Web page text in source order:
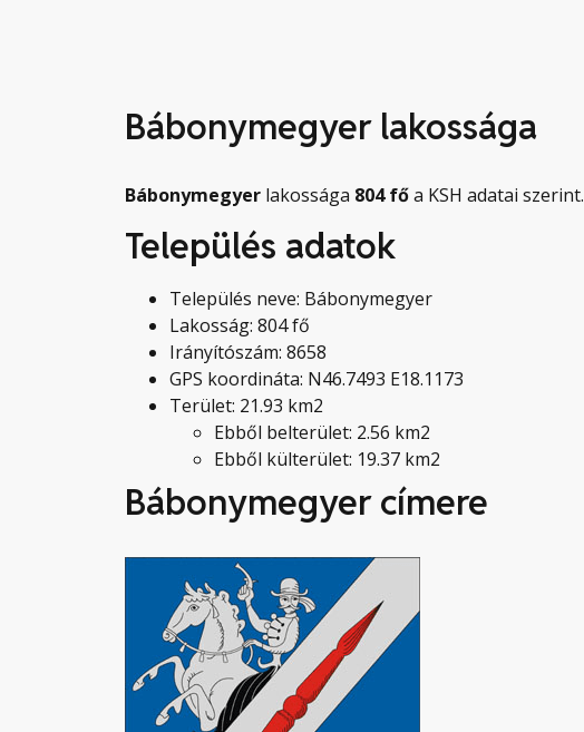
Bábonymegyer lakossága
Bábonymegyer lakossága 804 főa KSH adatai szerint.
Település adatok
Település neve: Bábonymegyer
Lakosság: 804 fő
Irányítószám: 8658
GPS koordináta: N46.7493 E18.1173
Terület: 21.93 km2
Ebből belterület: 2.56 km2
Ebből külterület: 19.37 km2
Bábonymegyer címere